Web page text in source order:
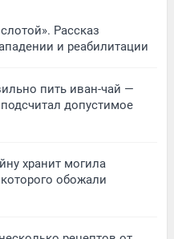
Рассказ
и реабилитации
пить иван-чай —
допустимое
хранит могила
обожали